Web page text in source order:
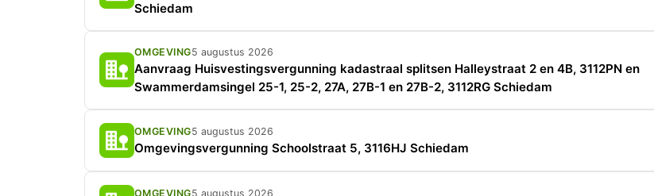
Schiedam
OMGEVING5 augustus 2026
Aanvraag Huisvestingsvergunning kadastraal splitsen Halleystraat 2 en 4B, 3112PN en
Swammerdamsingel 25-1, 25-2, 27A, 27B-1 en 27B-2, 3112RG Schiedam
OMGEVING5 augustus 2026
Omgevingsvergunning Schoolstraat 5, 3116HJ Schiedam
OMGEVING5 augustus 2026